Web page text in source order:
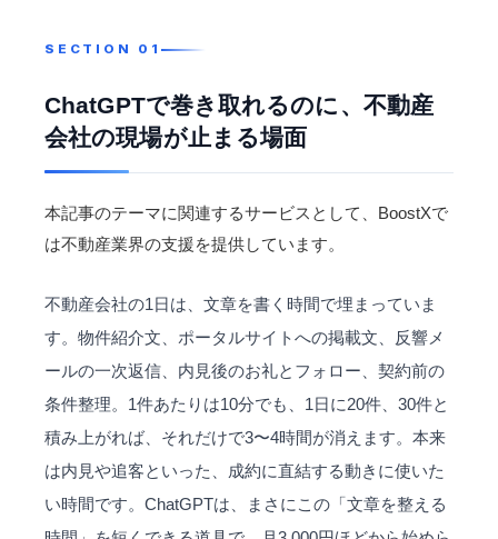
ChatGPTで巻き取れるのに、不動産
会社の現場が止まる場面
本記事のテーマに関連するサービスとして、BoostXで
は不動産業界の支援を提供しています。
不動産会社の1日は、文章を書く時間で埋まっていま
す。物件紹介文、ポータルサイトへの掲載文、反響メ
ールの一次返信、内見後のお礼とフォロー、契約前の
条件整理。1件あたりは10分でも、1日に20件、30件と
積み上がれば、それだけで3〜4時間が消えます。本来
は内見や追客といった、成約に直結する動きに使いた
い時間です。ChatGPTは、まさにこの「文章を整える